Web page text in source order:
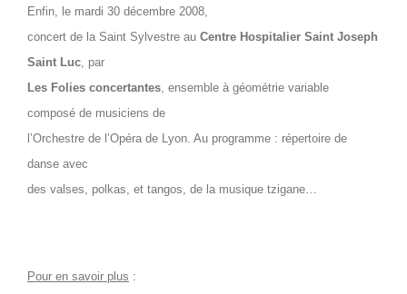
Enfin, le mardi 30 décembre 2008,
concert de la Saint Sylvestre au Centre Hospitalier Saint Joseph
Saint Luc, par
Les Folies concertantes, ensemble à géométrie variable
composé de musiciens de
l’Orchestre de l’Opéra de Lyon. Au programme : répertoire de
danse avec
des valses, polkas, et tangos, de la musique tzigane…
Pour en savoir plus :